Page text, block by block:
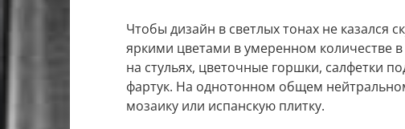
Чтобы дизайн в светлых тонах не казался
яркими цветами в умеренном количестве
на стульях, цветочные горшки, салфетки
фартук. На однотонном общем
мозаику или испанскую плитку.